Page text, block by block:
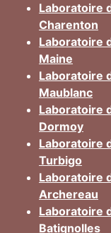
Laboratoire
Charenton
Laboratoire
Maine
Laboratoire
Maublanc
Laboratoire
Dormoy
Laboratoire
Turbigo
Laboratoire
Archereau
Laboratoire
Batignolles